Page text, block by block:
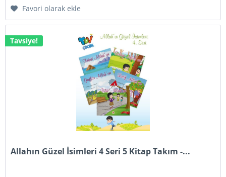
Favori olarak ekle
Tavsiye!
Allahın Güzel İsimleri 4 Seri 5 Kitap Takım -...